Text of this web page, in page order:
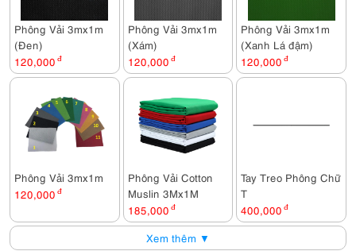
Phông Vải 3mx1m
(Đen)
120,000 đ
Phông Vải 3mx1m
(Xám)
120,000 đ
Phông Vải 3mx1m
(Xanh Lá đậm)
120,000 đ
Phông Vải 3mx1m
120,000 đ
Phông Vải Cotton
Muslin 3Mx1M
185,000 đ
Tay Treo Phông Chữ
T
400,000 đ
Xem thêm ▼